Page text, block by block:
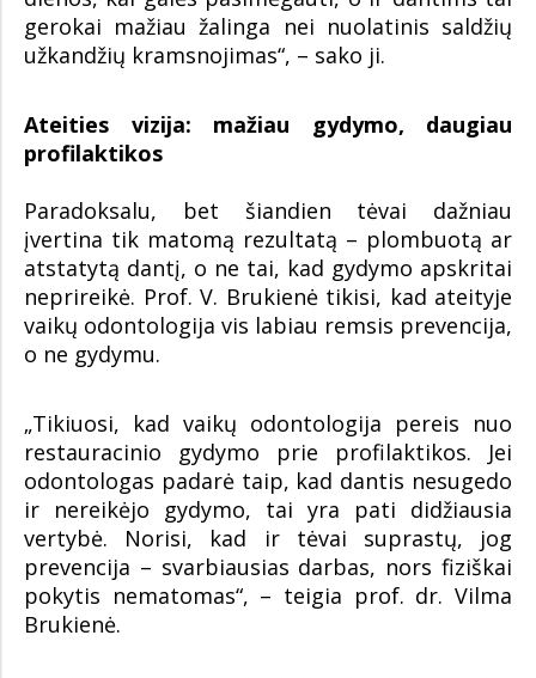
gerokai mažiau žalinga nei nuolatinis saldžių
užkandžių kramsnojimas“, – sako ji.
Ateities vizija: mažiau gydymo, daugiau
profilaktikos
Paradoksalu, bet šiandien tėvai dažniau
įvertina tik matomą rezultatą – plombuotą ar
atstatytą dantį, o ne tai, kad gydymo apskritai
neprireikė. Prof. V. Brukienė tikisi, kad ateityje
vaikų odontologija vis labiau remsis prevencija,
o ne gydymu.
„Tikiuosi, kad vaikų odontologija pereis nuo
restauracinio gydymo prie profilaktikos. Jei
odontologas padarė taip, kad dantis nesugedo
ir nereikėjo gydymo, tai yra pati didžiausia
vertybė. Norisi, kad ir tėvai suprastų, jog
prevencija – svarbiausias darbas, nors fiziškai
pokytis nematomas“, – teigia prof. dr. Vilma
Brukienė.